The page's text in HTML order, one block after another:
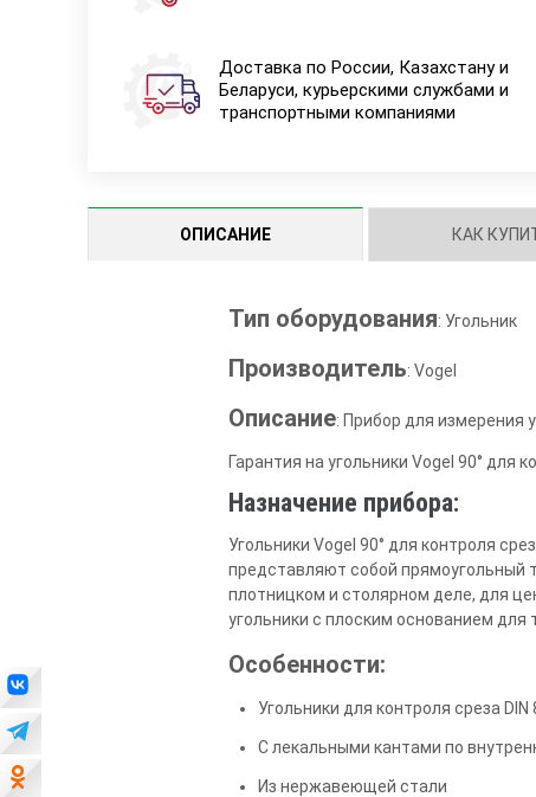
Доставка по России, Казахстану и
Беларуси, курьерскими службами и
транспортными компаниями
ОПИСАНИЕ КАК
Тип оборудования: Угольник
Производитель: Vogel
Описание: Прибор для измерения
Гарантия на угольники Vogel 90° для
Назначение прибора:
Угольники Vogel 90° для контроля
представляют собой прямоугольный
плотницком и столярном деле, для
угольники с плоским основанием для
Особенности:
Угольники для контроля среза DIN
C лекальными кантами по
Из нержавеющей стали